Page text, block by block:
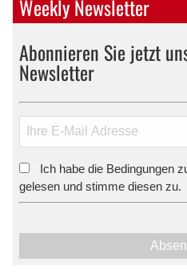
Weekly Newsletter
Abonnieren Sie jetzt
Newsletter
Ich habe die Bedingungen
gelesen und stimme diesen zu.